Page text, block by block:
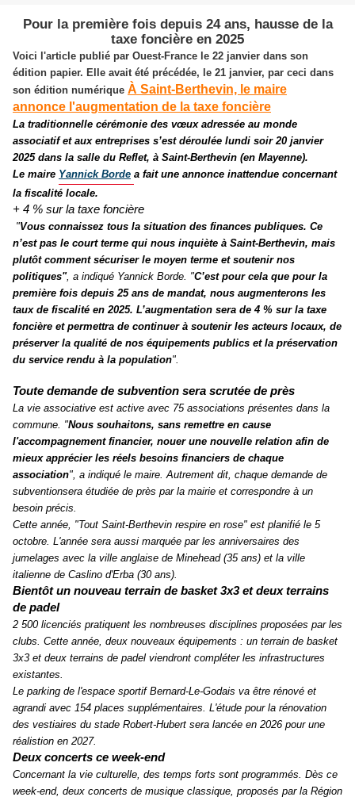
Pour la première fois depuis 24 ans, hausse de la
taxe foncière en 2025
Voici l'article publié par Ouest-France le 22 janvier dans son
édition papier. Elle avait été précédée, le 21 janvier, par ceci dans
son édition numérique À Saint-Berthevin, le maire
annonce l'augmentation de la taxe foncière
La traditionnelle cérémonie des vœux adressée au monde
associatif et aux entreprises s’est déroulée lundi soir 20 janvier
2025 dans la salle du Reflet, à Saint-Berthevin (en Mayenne).
Le maire Yannick Borde a fait une annonce inattendue concernant
la fiscalité locale.
+ 4 % sur la taxe foncière
"Vous connaissez tous la situation des finances publiques. Ce
n’est pas le court terme qui nous inquiète à Saint-Berthevin, mais
plutôt comment sécuriser le moyen terme et soutenir nos
politiques", a indiqué Yannick Borde. "C’est pour cela que pour la
première fois depuis 25 ans de mandat, nous augmenterons les
taux de fiscalité en 2025. L’augmentation sera de 4 % sur la taxe
foncière et permettra de continuer à soutenir les acteurs locaux, de
préserver la qualité de nos équipements publics et la préservation
du service rendu à la population".
Toute demande de subvention sera scrutée de près
La vie associative est active avec 75 associations présentes dans la
commune. "Nous souhaitons, sans remettre en cause
l'accompagnement financier, nouer une nouvelle relation afin de
mieux apprécier les réels besoins financiers de chaque
association", a indiqué le maire. Autrement dit, chaque demande de
subventionsera étudiée de près par la mairie et correspondre à un
besoin précis.
Cette année, "Tout Saint-Berthevin respire en rose" est planifié le 5
octobre. L'année sera aussi marquée par les anniversaires des
jumelages avec la ville anglaise de Minehead (35 ans) et la ville
italienne de Caslino d'Erba (30 ans).
Bientôt un nouveau terrain de basket 3x3 et deux terrains
de padel
2 500 licenciés pratiquent les nombreuses disciplines proposées par les
clubs. Cette année, deux nouveaux équipements : un terrain de basket
3x3 et deux terrains de padel viendront compléter les infrastructures
existantes.
Le parking de l'espace sportif Bernard-Le-Godais va être rénové et
agrandi avec 154 places supplémentaires. L'étude pour la rénovation
des vestiaires du stade Robert-Hubert sera lancée en 2026 pour une
réalistion en 2027.
Deux concerts ce week-end
Concernant la vie culturelle, des temps forts sont programmés. Dès ce
week-end, deux concerts de musique classique, proposés par la Région